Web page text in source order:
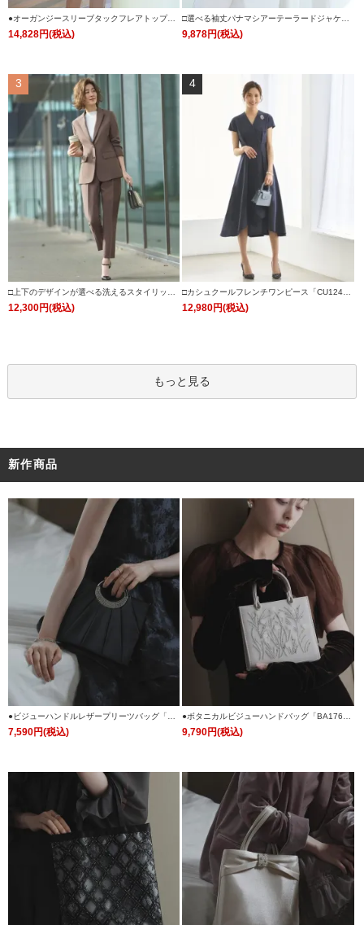
●オーガンジースリーブタックフレアトップス
＆シークレットゴム・スリムテーパードパンツ
14,828円(税込)
□選べる袖丈パナマシアーテーラードジャケッ
ト 「CJK1543」
9,878円(税込)
3
□上下のデザインが選べる洗えるスタイリッシ
ュビジネススーツパンツセット「CSU1242」/
12,300円(税込)
4
□カシュクールフレンチワンピース「CU124
8」
12,980円(税込)
もっと見る
新作商品
●ビジューハンドルレザープリーツバッグ「BA
1765」
7,590円(税込)
●ボタニカルビジューハンドバッグ「BA176
3」
9,790円(税込)